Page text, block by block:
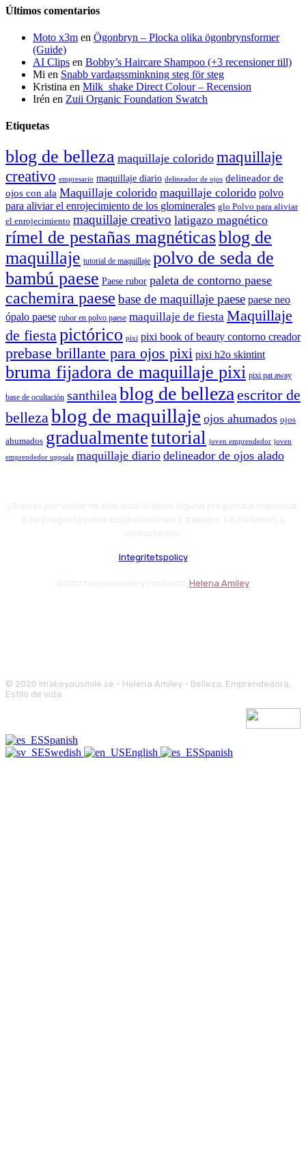
Últimos comentarios
Moto x3m en Ögonbryn – Plocka olika ögonbrynsformer
(Guide)
AI Clips en Bobby’s Haircare Shampoo (+3 recensioner till)
Mi en Snabb vardagssminkning steg för steg
Kristina en Milk_shake Direct Colour – Recension
Irén en Zuii Organic Foundation Swatch
Etiquetas
blog de belleza maquillaje colorido maquillaje
creativo empresario maquillaje diario delineador de ojos delineador de
ojos con ala Maquillaje colorido maquillaje colorido polvo
para aliviar el enrojecimiento de los glominerales glo Polvo para aliviar
el enrojecimiento maquillaje creativo latigazo magnético
rímel de pestañas magnéticasblog de
maquillaje tutorial de maquillaje polvo de seda de
bambú paese Paese rubor paleta de contorno paese
cachemira paese base de maquillaje paese paese neo
ópalo paese rubor en polvo paese maquillaje de fiesta Maquillaje
de fiestapictórico pixi pixi book of beauty contorno creador
prebase brillante para ojos pixi pixi h2o skintint
bruma fijadora de maquillaje pixi pixi pat away
base de ocultación santhileablog de bellezaescritor de
bellezablog de maquillaje ojos ahumados ojos
ahumados gradualmentetutorial joven emprendedor joven
emprendedor uppsala maquillaje diario delineador de ojos alado
Integritetspolicy
Helena Amiley
© 2020 Imakeyousmile.se - Helena Amiley - Belleza, Emprendedora,
Estilo de vida
Spanish
Swedish
English Spanish